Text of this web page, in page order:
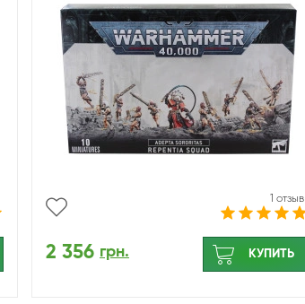
1 отзыв
2 356 грн. КУПИТЬ